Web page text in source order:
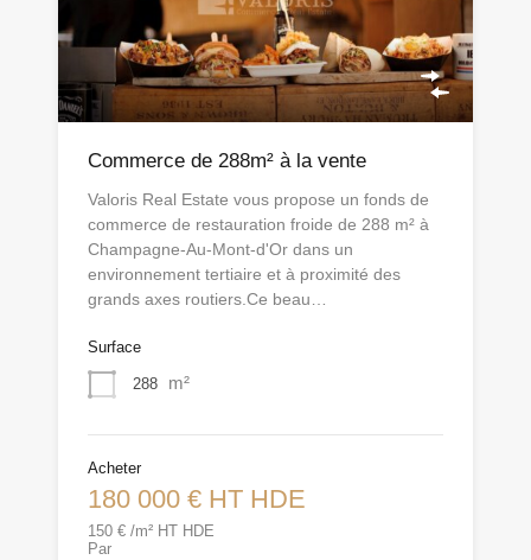
Commerce de 288m² à la vente
Valoris Real Estate vous propose un fonds de
commerce de restauration froide de 288 m² à
Champagne-Au-Mont-d'Or dans un
environnement tertiaire et à proximité des
grands axes routiers.Ce beau…
Surface
288 m²
Acheter
180 000 € HT HDE
150 € /m² HT HDE
Par